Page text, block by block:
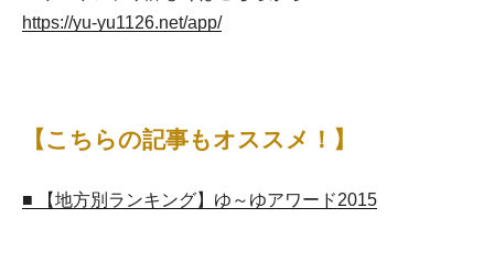
https://yu-yu1126.net/app/
【こちらの記事もオススメ！】
■ 【地方別ランキング】ゆ～ゆアワード2015